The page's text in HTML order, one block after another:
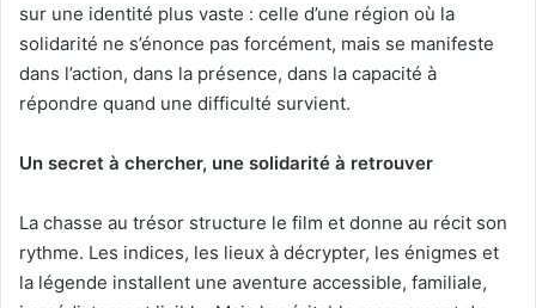
sur une identité plus vaste : celle d’une région où la
solidarité ne s’énonce pas forcément, mais se manifeste
dans l’action, dans la présence, dans la capacité à
répondre quand une difficulté survient.
Un secret à chercher, une solidarité à retrouver
La chasse au trésor structure le film et donne au récit son
rythme. Les indices, les lieux à décrypter, les énigmes et
la légende installent une aventure accessible, familiale,